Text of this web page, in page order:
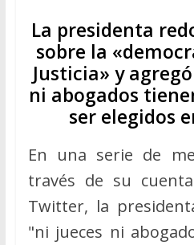
La presidenta
sobre la
Justicia» y
ni abogados
ser elegidos
En una serie de
través de su
Twitter, la
"ni jueces ni